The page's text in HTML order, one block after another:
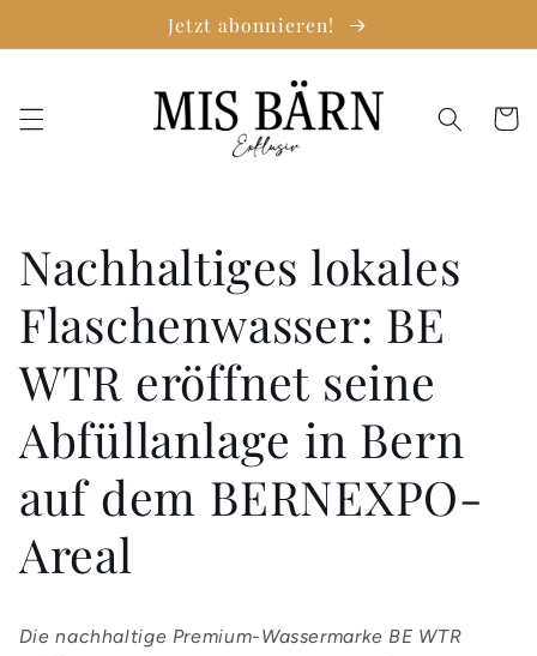
Inhalt
Jetzt abonnieren!
Nachhaltiges lokales
Flaschenwasser: BE
WTR eröffnet seine
Abfüllanlage in Bern
auf dem BERNEXPO-
Areal
Die nachhaltige Premium-Wassermarke BE WTR